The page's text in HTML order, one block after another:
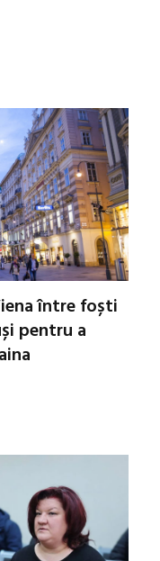
între foști
pentru a